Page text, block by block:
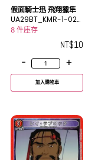
假面騎士迅 飛翔獵隼
UA29BT_KMR-1-026
U
8 件庫存
NT$10
-
+
加入購物車